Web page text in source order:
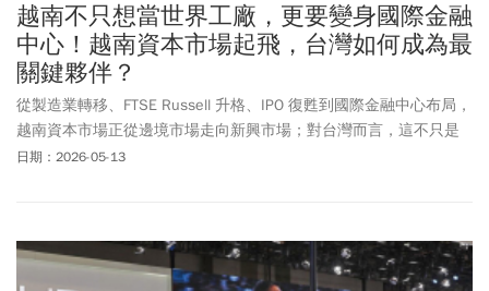
越南不只想當世界工廠，更要變身國際金融
中心！越南資本市場起飛，台灣如何成為最
關鍵夥伴？
從製造業轉移、FTSE Russell 升格、IPO 復甦到國際金融中心布局，
越南資本市場正從邊境市場走向新興市場；對台灣而言，這不只是
投資題目，更是區域金融合作的戰略機會。
日期：2026-05-13